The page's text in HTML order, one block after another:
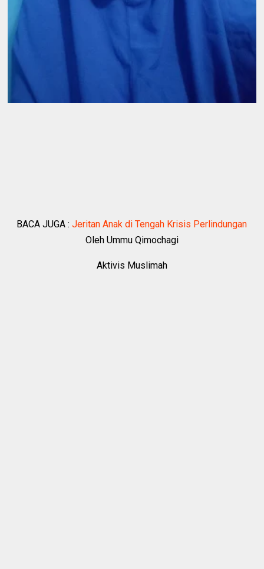
BACA JUGA :Jeritan Anak di Tengah Krisis Perlindungan
Oleh Ummu Qimochagi
Aktivis Muslimah